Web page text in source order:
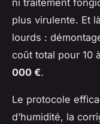
ni traitement
plus virulente. Et
lourds :
coût total pour 10
000 €.
Le protocole
d’humidité, la